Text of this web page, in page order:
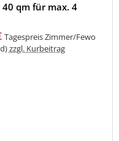
qm für max. 4
Tagespreis Zimmer/Fewo
zzgl. Kurbeitrag